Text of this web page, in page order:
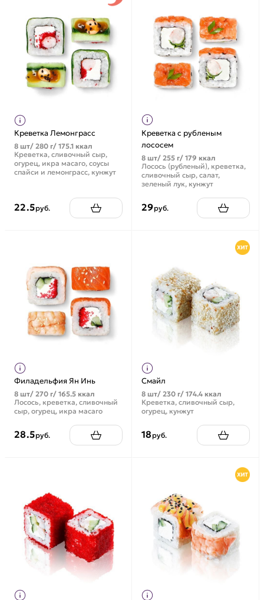
Креветка Лемонграсс
8 шт/ 280 г/ 175.1 ккал
Креветка, сливочный сыр,
огурец, икра масаго, соусы
спайси и лемонграсс, кунжут
22.5руб.
Креветка с рубленым
лососем
8 шт/ 255 г/ 179 ккал
Лосось (рубленый), креветка,
сливочный сыр, салат,
зеленый лук, кунжут
29руб.
Филадельфия Ян Инь
8 шт/ 270 г/ 165.5 ккал
Лосось, креветка, сливочный
сыр, огурец, икра масаго
28.5руб.
Смайл
8 шт/ 230 г/ 174.4 ккал
Креветка, сливочный сыр,
огурец, кунжут
18 руб.